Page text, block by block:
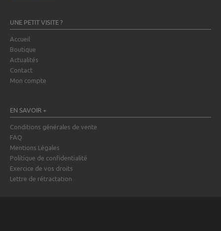
UNE PETIT VISITE ?
Accueil
Boutique
Actualités
Contact
Mon compte
EN SAVOIR +
Conditions générales de vente
FAQ
Mentions Légales
Politique de confidentialité
Exercice de vos droits
Lettre de rétractation